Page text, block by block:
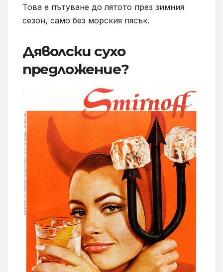
Това е пътуване до лятото през зимния
сезон, само без морския пясък.
Дяволски сухо
предложение?